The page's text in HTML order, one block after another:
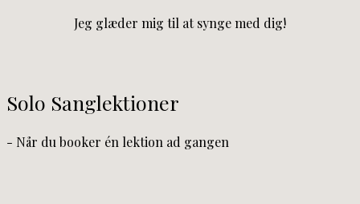
Jeg glæder mig til at synge med dig!
Solo Sanglektioner
- Når du booker én lektion ad gangen